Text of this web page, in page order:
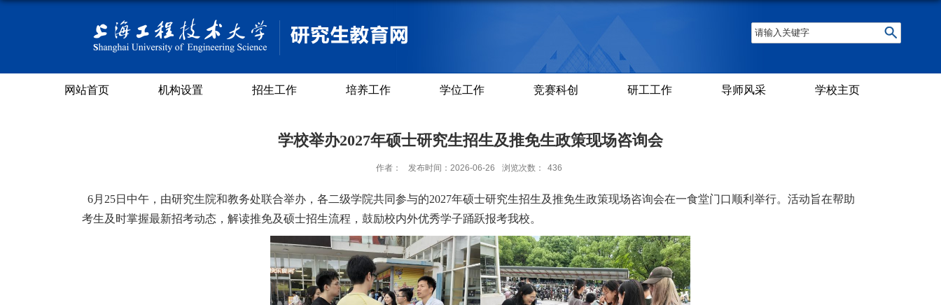
网站首页 机构设置 招生工作 培养工作 学位工作 竞赛科创 研工工作 导师风采 学校主页
学校举办2027年硕士研究生招生及推免生政策现场咨询会
作者： 发布时间：2026-06-26 浏览次数： 436
6月25日 中午 ， 由研究生院和教务处联合举办， 各二级学院共同参与的2027年硕士研究生招生及推免生政策现场咨询会在一食堂门口顺利举行。活动旨在帮助
考生及时掌握最新招考动态，解读推免及硕士招生流程，鼓励校内外优秀学子踊跃报考我校。